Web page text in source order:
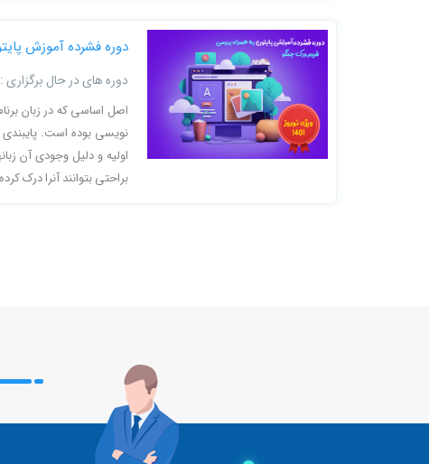
دوره فشرده آموزش
دوره های در حال برگزاری :
اصل اساسی که در زبان
نویسی بوده است. پایبندی
اولیه و دلیل وجودی آن
براحتی بتوانند آنرا درک